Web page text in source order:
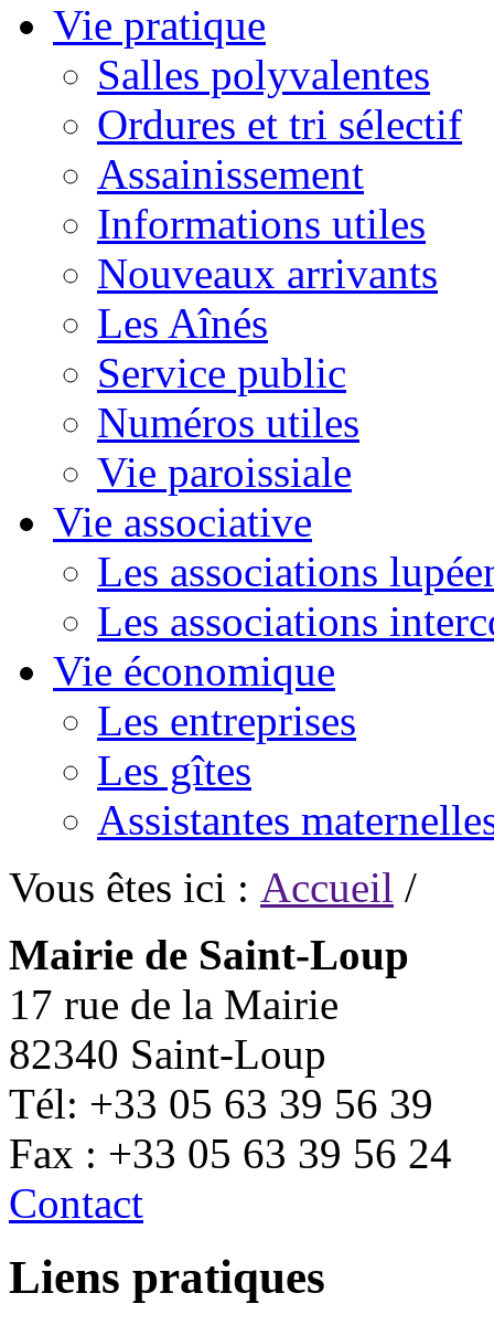
Vie pratique
Salles polyvalentes
Ordures et tri sélectif
Assainissement
Informations utiles
Nouveaux arrivants
Les Aînés
Service public
Numéros utiles
Vie paroissiale
Vie associative
Les associations
Les associations
Vie économique
Les entreprises
Les gîtes
Assistantes
Vous êtes ici : Accueil /
Mairie de Saint-Loup
17 rue de la Mairie
82340 Saint-Loup
Tél: +33 05 63 39 56 39
Fax : +33 05 63 39 56 24
Contact
Liens pratiques